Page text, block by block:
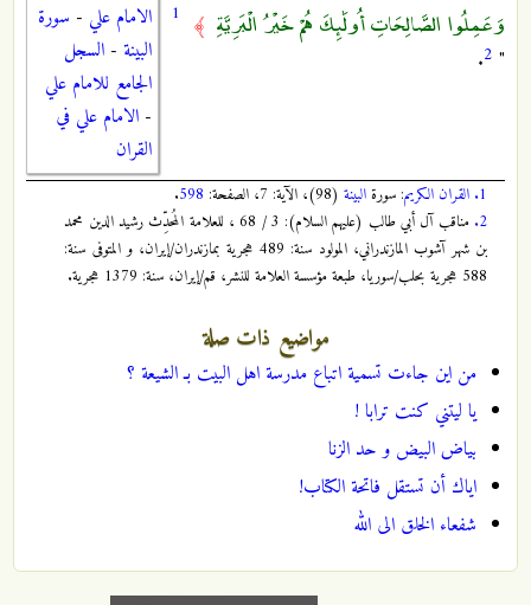
الامام علي - سورة
البينة - السجل
الجامع للامام علي
- الامام علي في
القران
وَعَمِلُوا الصَّالِحَاتِ أُولَٰئِكَ هُمْ خَيْرُ الْبَرِيَّةِ ﴾ 1
"
2
.
1. القران الكريم: سورةالبينة (98)، الآية: 7، الصفحة: 598
.
2.
مناقب آل أبي طالب (عليهم السلام): 3 / 68 ، للعلامة المُحدِّث رشيد الدين محمد
بن شهر آشوب المازندراني، المولود سنة: 489 هجرية بمازندران/إيران، و المتوفى سنة:
588 هجرية بحلب/سوريا، طبعة مؤسسة العلامة للنشر، قم/إيران، سنة: 1379 هجرية.
مواضيع ذات صلة
من اين جاءت تسمية اتباع مدرسة اهل البيت بـ الشيعة ؟
يا ليتني كنت ترابا !
بياض البيض و حد الزنا
اياك أن تستقل فاتحة الكتاب!
شفعاء الخلق الى الله